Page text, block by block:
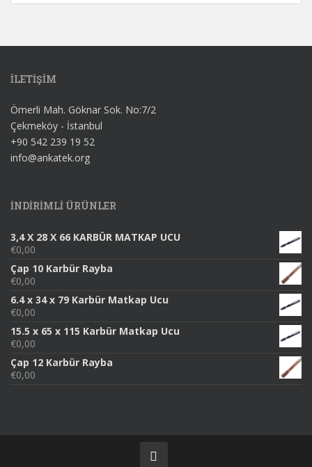
İLETİŞİM
Ömerli Mah. Göknar Sok. No:7/2
Çekmeköy - İstanbul
+90 542 239 19 52
info@ankatek.org
INDIRIMLI ÜRÜNLER
3,4 X 28 X 66 KARBÜR MATKAP UCU
€0,00
Çap 10 Karbür Rayba
€0,00
6.4 x 34 x 79 Karbür Matkap Ucu
€0,00
15.5 x 65 x 115 Karbür Matkap Ucu
€0,00
Çap 12 Karbür Rayba
€0,00